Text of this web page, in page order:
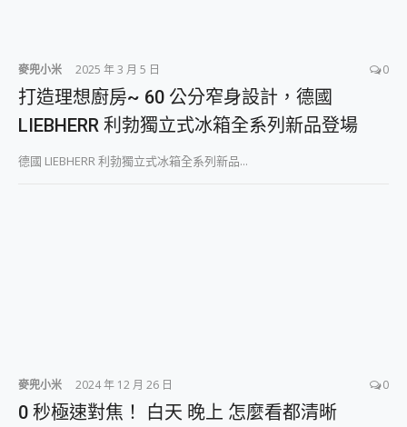
麥兜小米 2025 年 3 月 5 日 0
打造理想廚房~ 60 公分窄身設計，德國
LIEBHERR 利勃獨立式冰箱全系列新品登場
德國 LIEBHERR 利勃獨立式冰箱全系列新品...
麥兜小米 2024 年 12 月 26 日 0
0 秒極速對焦！ 白天 晚上 怎麼看都清晰